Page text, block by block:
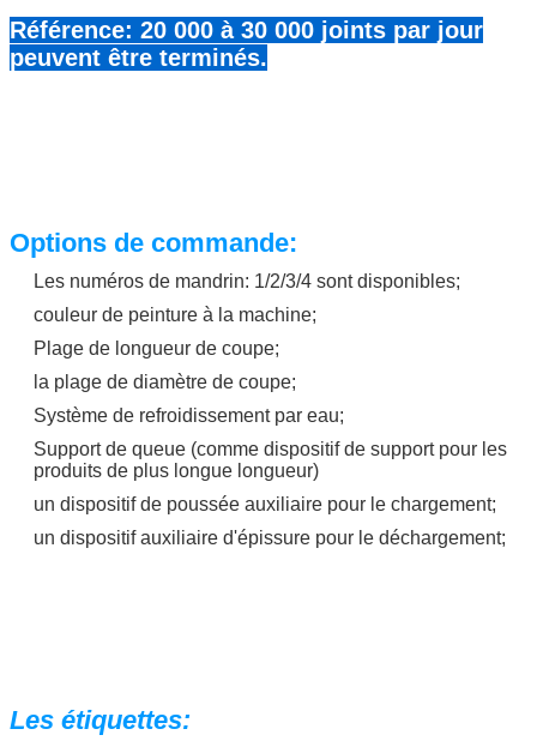
Puissance totale
2 à 2,5 kW
Poids de l'appareil
≈ 280 KGS
≈ 320
Taille de l'appareil (L × W ×
× 0,3 mm
Coupe Mandrin/fuseau
taille du produit adaptée
Référence: 20 000 à 30 000 joints par jour
peuvent être terminés.
Options de commande:
Les numéros de mandrin: 1/2/3/4 sont disponibles;
couleur de peinture à la machine;
Plage de longueur de coupe;
la plage de diamètre de coupe;
Système de refroidissement par eau;
Support de queue (comme dispositif de support pour les
produits de plus longue longueur)
un dispositif de poussée auxiliaire pour le chargement;
un dispositif auxiliaire d'épissure pour le déchargement;
Les étiquettes: